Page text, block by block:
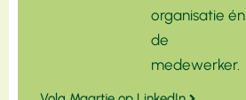
organisatie én
de
medewerker.